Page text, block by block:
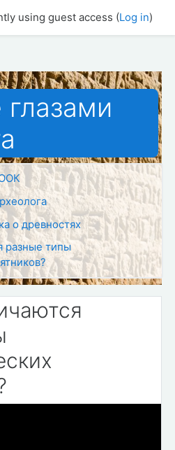
using guest access (Log in)
о древностях
разные типы